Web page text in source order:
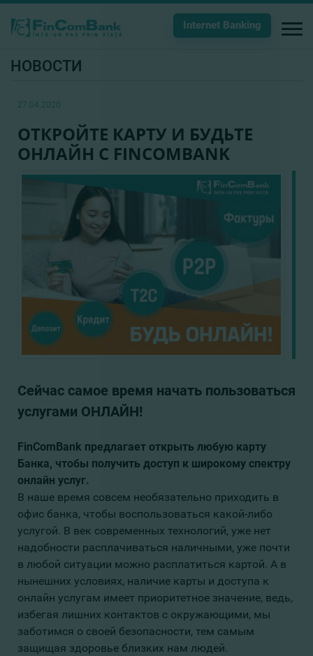
Internet Banking
НОВОСТИ
27.04.2020
ОТКРОЙТЕ КАРТУ И БУДЬТЕ
ОНЛАЙН С FINCOMBANK
Сейчас самое время начать пользоваться
услугами ОНЛАЙН!
FinComBank предлагает открыть любую карту
Банка, чтобы получить доступ к широкому спектру
онлайн услуг.
В наше время совсем необязательно приходить в
офис банка, чтобы воспользоваться какой-либо
услугой. В век современных технологий, уже нет
надобности расплачиваться наличными, уже почти
в любой ситуации можно расплатиться картой. А в
нынешних условиях, наличие карты и доступа к
онлайн услугам имеет приоритетное значение, ведь,
избегая лишних контактов с окружающими, мы
заботимся о своей безопасности, тем самым
защищая здоровье близких нам людей.